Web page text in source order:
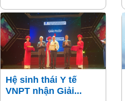
giờ phút giải trí hữu ích và
ngập tràn sảng khoái.
Hệ sinh thái Y tế
VNPT nhận Giải...